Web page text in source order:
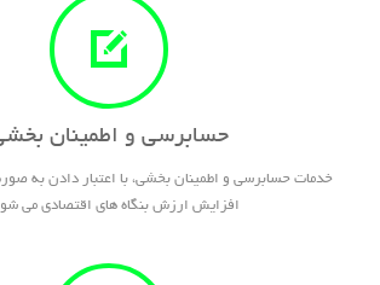
حسابرسی و اطمینان
خدمات حسابرسی و اطمینان بخشی، با اعتبار دادن به
افزایش ارزش بنگاه های اقتصادی می